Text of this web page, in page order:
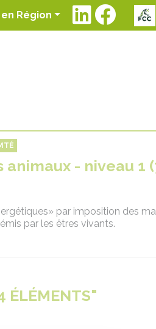
Région
- niveau 1
par imposition des
par les êtres vivants.
ÉLÉMENTS"